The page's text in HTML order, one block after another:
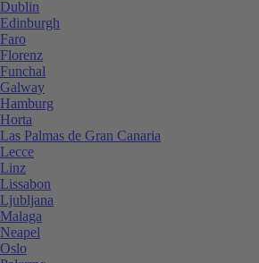
Dublin
Edinburgh
Faro
Florenz
Funchal
Galway
Hamburg
Horta
Las Palmas de Gran Canaria
Lecce
Linz
Lissabon
Ljubljana
Malaga
Neapel
Oslo